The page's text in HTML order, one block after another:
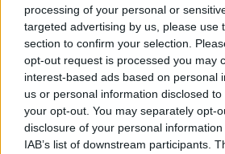
processing of your personal or
targeted advertising by us, please use
section to confirm your selection.
opt-out request is processed you may
interest-based ads based on personal
us or personal information disclosed
your opt-out. You may separately opt-
disclosure of your personal
IAB’s list of downstream participants.
ΕΠΑΓΓΕΛΜΑΤΙΕΣ